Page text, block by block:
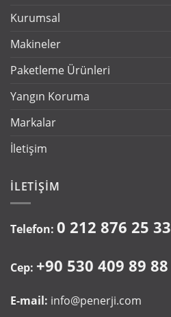
Kurumsal
Makineler
Paketleme Ürünleri
Yangın Koruma
Markalar
İletişim
İLETIŞIM
Telefon: 0 212 876 25 33
Cep: +90 530 409 89 88
E-mail: info@penerji.com